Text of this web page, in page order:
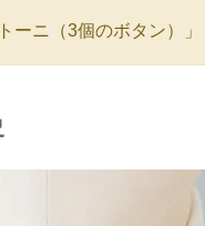
ニ（3個のボタン）」